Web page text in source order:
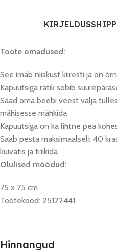
KIRJELDUS
Toote omadused:
See imab niiskust kiiresti ja on
Kapuutsiga rätik sobib
Saad oma beebi veest välja
mähisesse mähkida
Kapuutsiga on ka lihtne pea
Saab pesta maksimaalselt 40
kuivatis ja triikida
Olulised mõõdud:
75 x 75 cm
Tootekood: 25122441
Hinnangud